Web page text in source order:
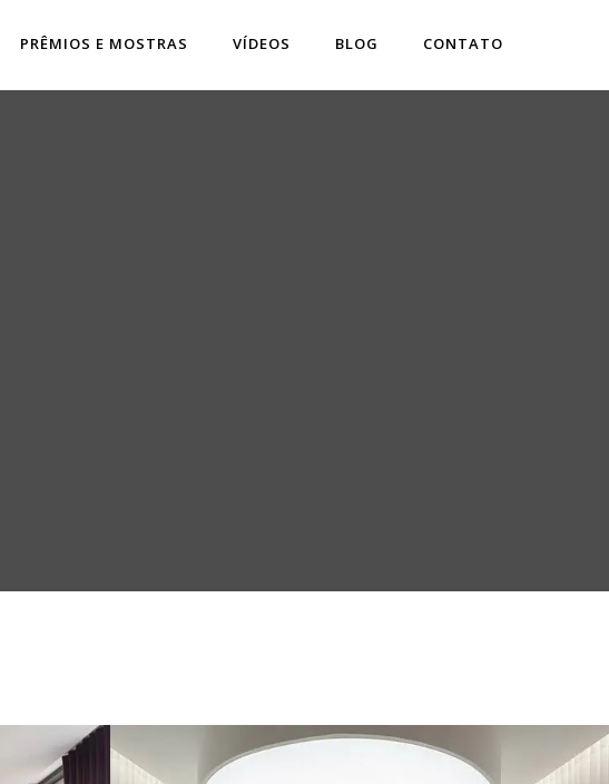
PRÊMIOS E MOSTRAS VÍDEOS BLOG CONTATO